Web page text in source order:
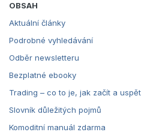
OBSAH
Aktuální články
Podrobné vyhledávání
Odběr newsletteru
Bezplatné ebooky
Trading – co to je, jak začít a uspět
Slovník důležitých pojmů
Komoditní manuál zdarma